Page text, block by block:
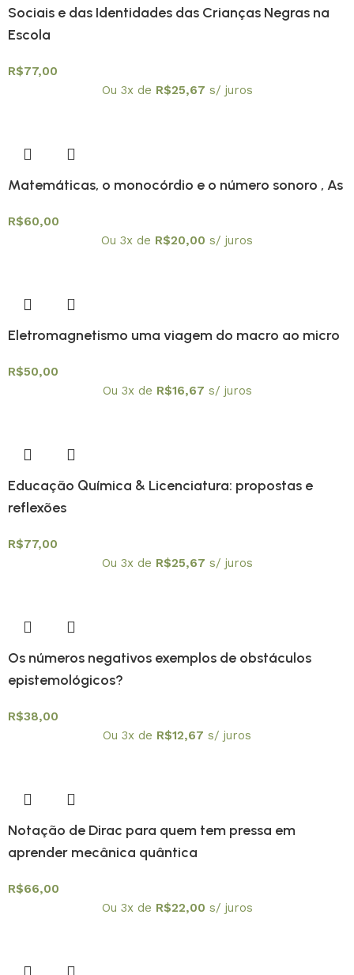
Sociais e das Identidades das Crianças Negras na
Escola
R$77,00
Ou 3x de R$25,67 s/ juros
Matemáticas, o monocórdio e o número sonoro , As
R$60,00
Ou 3x de R$20,00 s/ juros
Eletromagnetismo uma viagem do macro ao micro
R$50,00
Ou 3x de R$16,67 s/ juros
Educação Química & Licenciatura: propostas e
reflexões
R$77,00
Ou 3x de R$25,67 s/ juros
Os números negativos exemplos de obstáculos
epistemológicos?
R$38,00
Ou 3x de R$12,67 s/ juros
Notação de Dirac para quem tem pressa em
aprender mecânica quântica
R$66,00
Ou 3x de R$22,00 s/ juros